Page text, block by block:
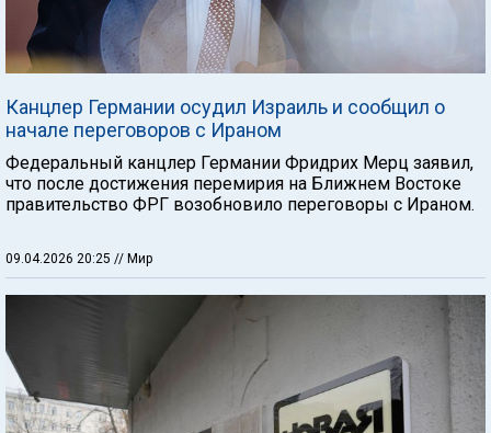
Канцлер Германии осудил Израиль и сообщил о
начале переговоров с Ираном
Федеральный канцлер Германии Фридрих Мерц заявил,
что после достижения перемирия на Ближнем Востоке
правительство ФРГ возобновило переговоры с Ираном.
09.04.2026 20:25 // Мир